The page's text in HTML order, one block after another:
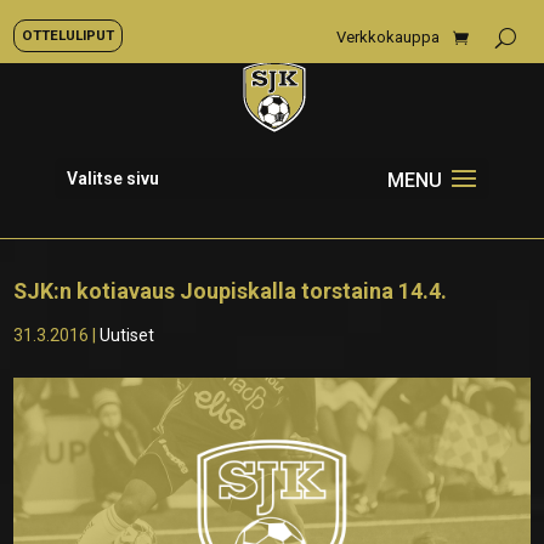
OTTELULIPUT Verkkokauppa
Valitse sivu
SJK:n kotiavaus Joupiskalla torstaina 14.4.
31.3.2016 |Uutiset